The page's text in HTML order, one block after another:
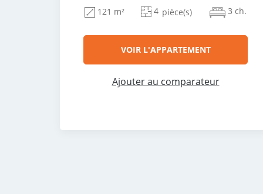
121 m² 4 pièce(s) 3 ch.
VOIR L'APPARTEMENT
Ajouter au comparateur